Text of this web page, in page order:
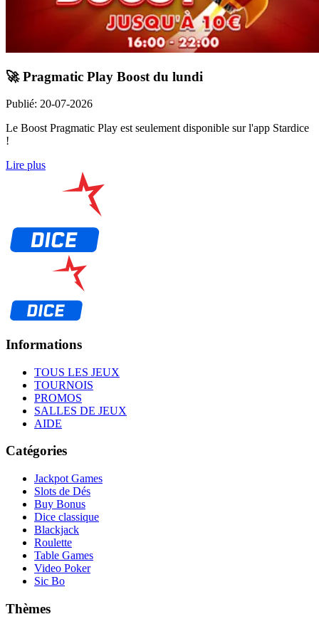
🚀 Pragmatic Play Boost du lundi
Publié: 20-07-2026
Le Boost Pragmatic Play est seulement disponible sur l'app Stardice
!
Lire plus
Informations
TOUS LES JEUX
TOURNOIS
PROMOS
SALLES DE JEUX
AIDE
Catégories
Jackpot Games
Slots de Dés
Buy Bonus
Dice classique
Blackjack
Roulette
Table Games
Video Poker
Sic Bo
Thèmes